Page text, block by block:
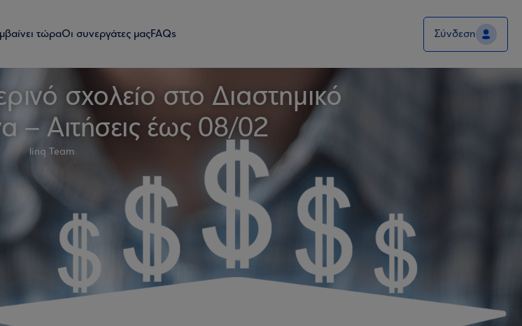
τώραΟι συνεργάτες μαςFAQs Σύνδεση
σχολείο στο Διαστημικό
– Αιτήσεις έως 08/02
linq Team